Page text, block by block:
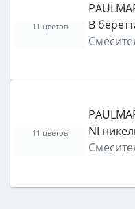
B
11 цветов
NI
11 цветов